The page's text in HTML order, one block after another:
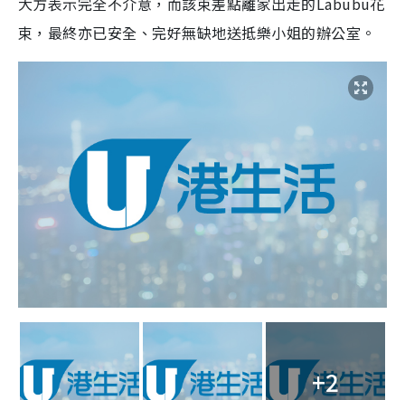
束，最終亦已安全、完好無缺地送抵樂小姐的辦公室。
+2